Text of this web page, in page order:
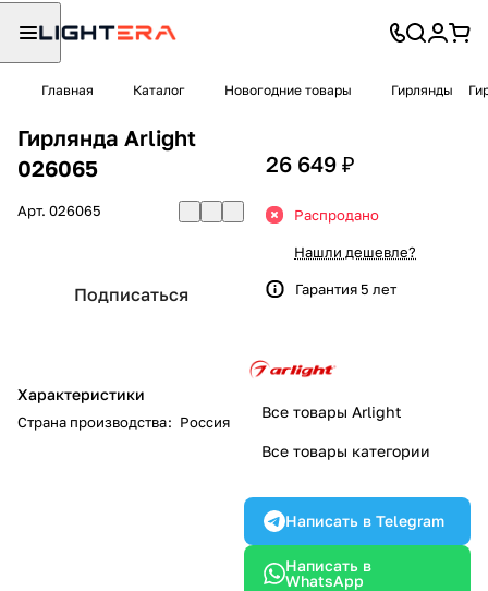
Главная Каталог Новогодние товары Гирлянды
Гирлянда Arlight
026065
Арт. 026065
Подписаться
Характеристики
Страна производства: Россия
26 649 ₽
Распродано
Нашли дешевле?
Гарантия 5 лет
Все товары Arlight
Все товары категории
Написать в Telegram
Написать в
WhatsApp